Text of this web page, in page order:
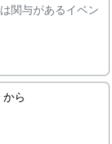
オーナー脱
（もみすり）
のが脱穀、籾
米は袋に入れ
、棚田オーナ
候で打上げ
まかせの農
自己アピー
ケートを書類
受けて低農薬
穫した米は
関与があるイベン
ら